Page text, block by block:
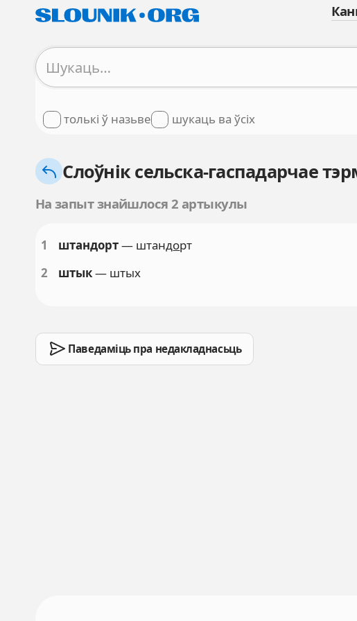
толькі ў назьве шукаць ва ўсіх
Слоўнік сельска-гаспадарчае
На запыт знайшлося 2 артыкулы
1 штандорт— штандорт
2
штык— штых
Паведаміць пра недакладнасьць